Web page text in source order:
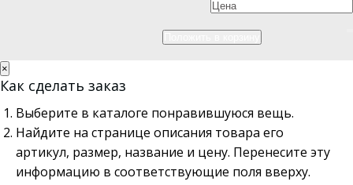
×
Как сделать заказ
Выберите в каталоге понравившуюся вещь.
Найдите на странице описания товара его
артикул, размер, название и цену. Перенесите эту
информацию в соответствующие поля вверху.